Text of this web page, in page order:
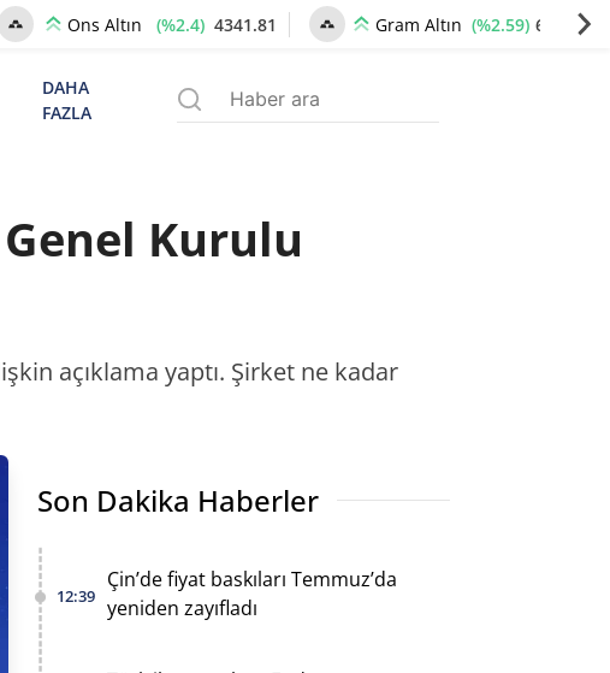
Ons Altın (%2.4) 4341.81 Gram Altın (%2.59) 6660.55
DAHA
FAZLA
Kurulu
açıklama yaptı. Şirket ne kadar
Son Dakika Haberler
12:39
Çin’de fiyat baskıları Temmuz’da
yeniden zayıfladı